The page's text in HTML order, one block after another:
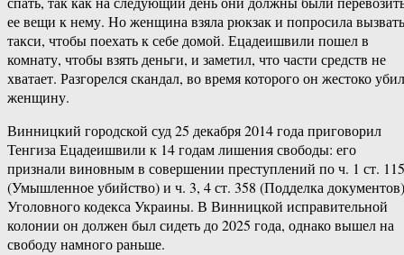
ее вещи к нему. Но женщина взяла рюкзак и попросила вызвать
такси, чтобы поехать к себе домой. Ецадеишвили пошел в
комнату, чтобы взять деньги, и заметил, что части средств не
хватает. Разгорелся скандал, во время которого он жестоко убил
женщину.
Винницкий городской суд 25 декабря 2014 года приговорил
Тенгиза Ецадеишвили к 14 годам лишения свободы: его
признали виновным в совершении преступлений по ч. 1 ст. 115
(Умышленное убийство) и ч. 3, 4 ст. 358 (Подделка документов)
Уголовного кодекса Украины. В Винницкой исправительной
колонии он должен был сидеть до 2025 года, однако вышел на
свободу намного раньше.